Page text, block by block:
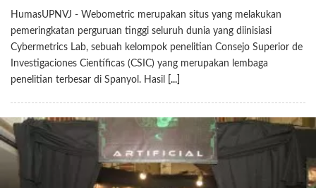
HumasUPNVJ - Webometric merupakan situs yang melakukan
pemeringkatan perguruan tinggi seluruh dunia yang diinisiasi
Cybermetrics Lab, sebuah kelompok penelitian Consejo Superior de
Investigaciones Científicas (CSIC) yang merupakan lembaga
penelitian terbesar di Spanyol. Hasil
[...]